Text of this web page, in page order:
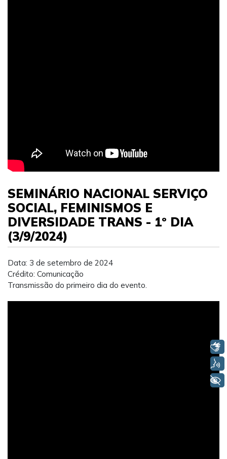
SEMINÁRIO NACIONAL SERVIÇO
SOCIAL, FEMINISMOS E
DIVERSIDADE TRANS - 1º DIA
(3/9/2024)
Data: 3 de setembro de 2024
Crédito: Comunicação
Transmissão do primeiro dia do evento.